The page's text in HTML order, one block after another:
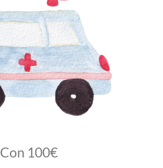
Con 100€